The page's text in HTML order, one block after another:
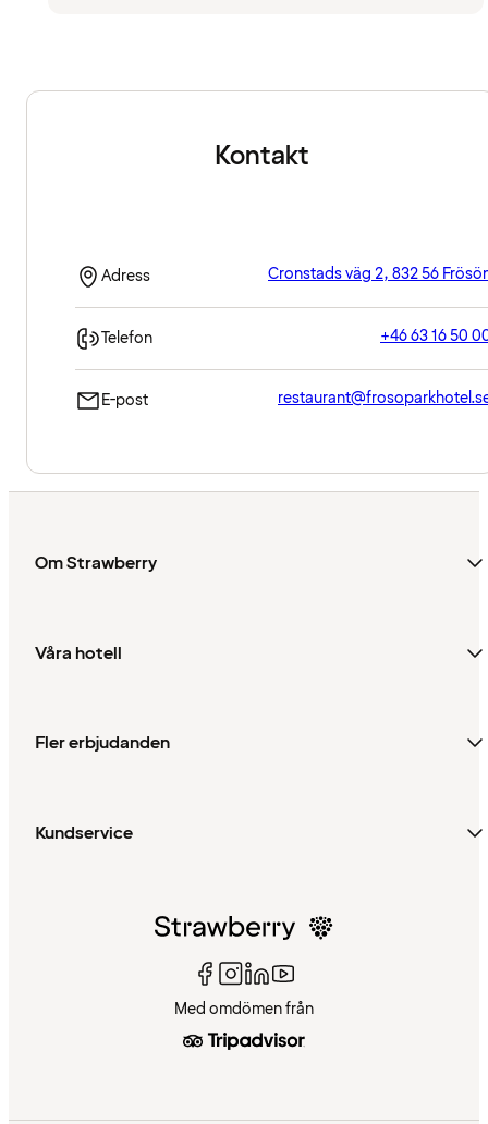
Kontakt
Adress Cronstads väg 2, 832 56
Telefon +46 63 16 50
E-post
Om Strawberry
Våra hotell
Fler erbjudanden
Kundservice
Med omdömen från